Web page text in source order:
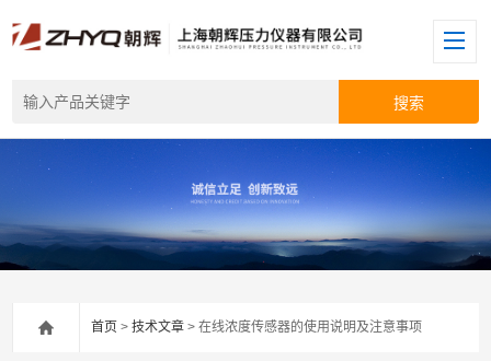
首页 >技术文章 > 在线浓度传感器的使用说明及注意事项